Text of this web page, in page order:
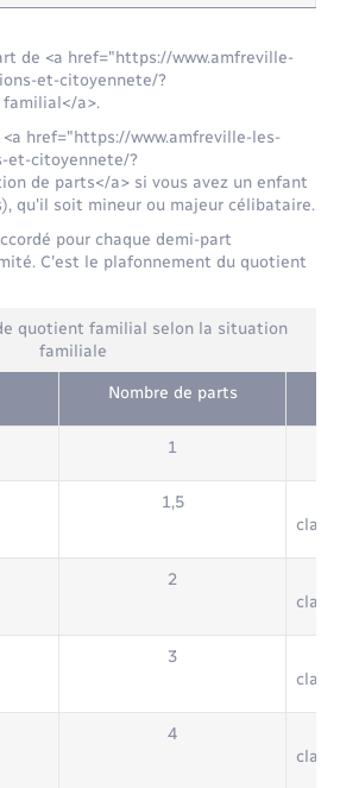
de <a href="https://www.amfreville-
et-citoyennete/?
a>.
href="https://www.amfreville-les-
et-citoyennete/?
de parts</a> si vous avez un enfant
qu'il soit mineur ou majeur célibataire.
pour chaque demi-part
C'est le plafonnement du quotient
quotient familial selon la situation
familiale
Nombre de parts
1
1,5
2
3
4